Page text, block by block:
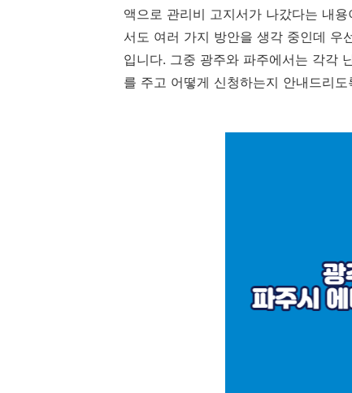
액으로 관리비 고지서가 나갔다는 내
서도 여러 가지 방안을 생각 중인데 우
입니다. 그중 광주와 파주에서는 각각
를 주고 어떻게 신청하는지 안내드리도